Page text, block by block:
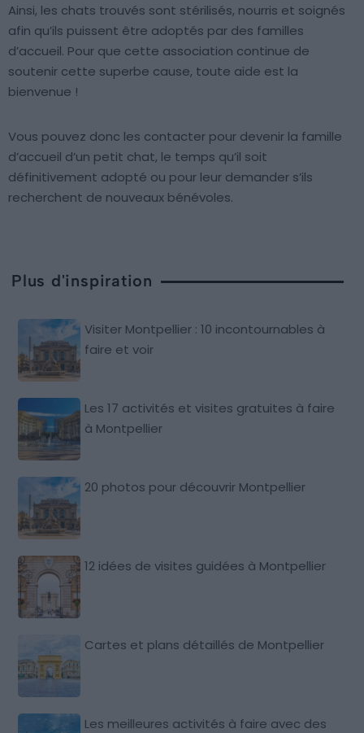
Ainsi, les chats trouvés sont stérilisés, nourris et soignés
afin qu’ils puissent être adoptés par des familles
d’accueil. Pour que cette association continue de
soutenir cette superbe cause, toute aide est la
bienvenue !
Vous pouvez donc les contacter pour devenir la famille
d’accueil d’un petit chat, le temps qu’il soit
définitivement adopté ou pour leur demander s’ils
recherchent de nouveaux bénévoles.
Plus d'inspiration
Visiter Montpellier : 10 incontournables à
faire et voir
Les 17 activités et visites gratuites à faire
à Montpellier
20 photos pour découvrir Montpellier
12 idées de visites guidées à Montpellier
Cartes et plans détaillés de Montpellier
Les meilleures activités à faire avec des